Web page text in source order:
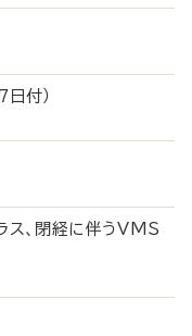
7日付）
ス、閉経に伴うVMS